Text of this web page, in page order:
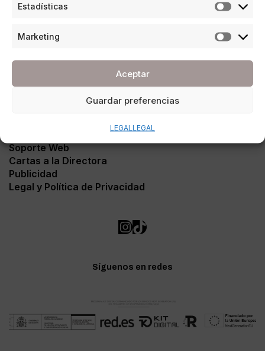
Estadísticas
Marketing
Aceptar
Guardar preferencias
LEGAL LEGAL
I Torneo de Pádel Solidario de la Costa del Sol
02/04/2019
3 MINUTOS DE LECTURA
Soporte Web
Cartas a la Directora
Publicidad
Legal y Política de Privacidad
Síguenos en redes